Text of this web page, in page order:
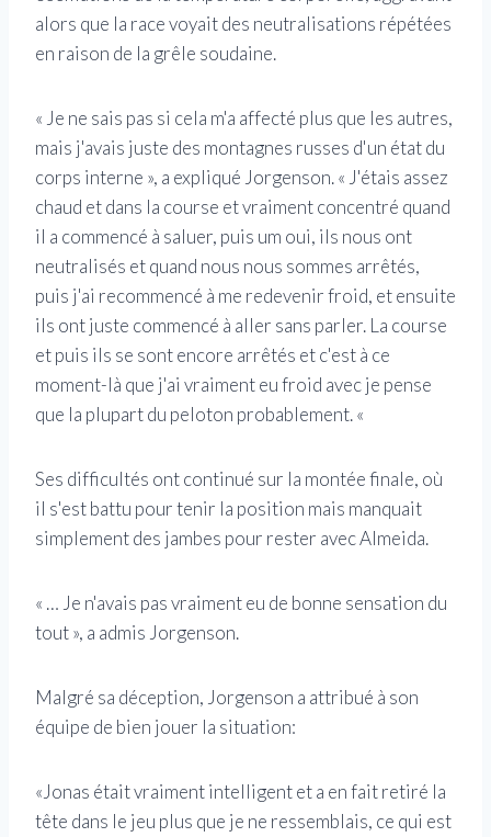
alors que la race voyait des neutralisations répétées
en raison de la grêle soudaine.
« Je ne sais pas si cela m'a affecté plus que les autres,
mais j'avais juste des montagnes russes d'un état du
corps interne », a expliqué Jorgenson. « J'étais assez
chaud et dans la course et vraiment concentré quand
il a commencé à saluer, puis um oui, ils nous ont
neutralisés et quand nous nous sommes arrêtés,
puis j'ai recommencé à me redevenir froid, et ensuite
ils ont juste commencé à aller sans parler. La course
et puis ils se sont encore arrêtés et c'est à ce
moment-là que j'ai vraiment eu froid avec je pense
que la plupart du peloton probablement. «
Ses difficultés ont continué sur la montée finale, où
il s'est battu pour tenir la position mais manquait
simplement des jambes pour rester avec Almeida.
« … Je n'avais pas vraiment eu de bonne sensation du
tout », a admis Jorgenson.
Malgré sa déception, Jorgenson a attribué à son
équipe de bien jouer la situation:
«Jonas était vraiment intelligent et a en fait retiré la
tête dans le jeu plus que je ne ressemblais, ce qui est